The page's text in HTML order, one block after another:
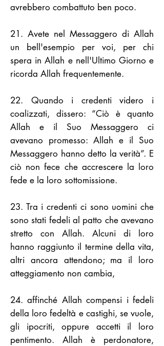
avrebbero combattuto ben poco.
21. Avete nel Messaggero di Allah
un bell'esempio per voi, per chi
spera in Allah e nell'Ultimo Giorno e
ricorda Allah frequentemente.
22. Quando i credenti videro i
coalizzati, dissero: “Ciò è quanto
Allah e il Suo Messaggero ci
avevano promesso: Allah e il Suo
Messaggero hanno detto la verità”. E
ciò non fece che accrescere la loro
fede e la loro sottomissione.
23. Tra i credenti ci sono uomini che
sono stati fedeli al patto che avevano
stretto con Allah. Alcuni di loro
hanno raggiunto il termine della vita,
altri ancora attendono; ma il loro
atteggiamento non cambia,
24. affinché Allah compensi i fedeli
della loro fedeltà e castighi, se vuole,
gli ipocriti, oppure accetti il loro
pentimento. Allah è perdonatore,